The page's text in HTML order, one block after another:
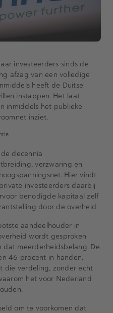
investeerders sinds de
afzag van een volledige
heeft de Duitse
instappen. Het laat
inmiddels het publieke
inziet.
decennia
verzwaring en
Hier vindt
investeerders daarbij
benodigde kapitaal zelf
door de overheid.
aandeelhouder in
wordt gesproken
dat meerderheidsbelang. De
46 procent in handen.
die verdeling, zonder echt
het voor Nederland
om te voorkomen dat